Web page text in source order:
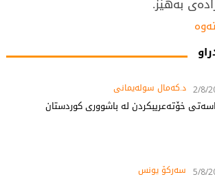
2/8/ د.کەمال سولەیمانی
خۆتەعریبکردن لە باشووری کوردستان
5/8/ سەرکۆ یونس